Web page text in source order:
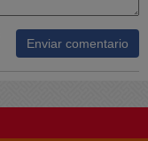
Enviar comentario